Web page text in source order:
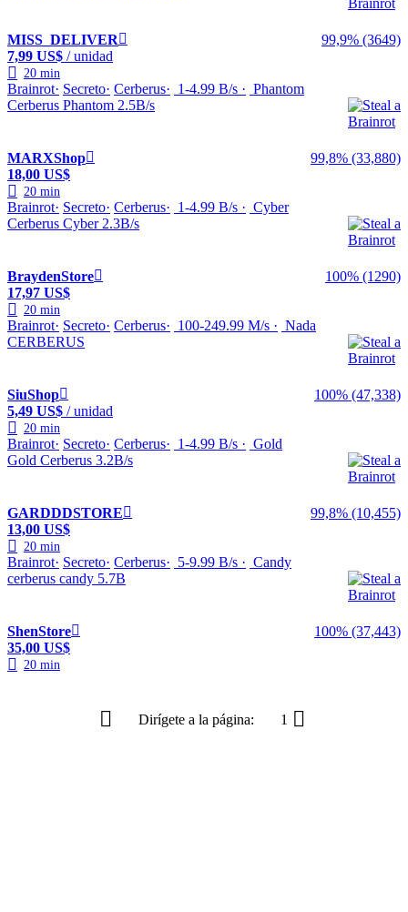
MISS_DELIVER
99,9% (3649)
7,99 US$ / unidad
20 min
Brainrot Secreto Cerberus 1-4.99 B/s
Phantom
Cerberus Phantom 2.5B/s
MARXShop
99,8% (33,880)
18,00 US$
20 min
Brainrot Secreto Cerberus 1-4.99 B/s
Cyber
Cerberus Cyber 2.3B/s
BraydenStore
100% (1290)
17,97 US$
20 min
Brainrot Secreto Cerberus 100-249.99 M/s
Nada
CERBERUS
SiuShop
100% (47,338)
5,49 US$ / unidad
20 min
Brainrot Secreto Cerberus 1-4.99 B/s
Gold
Gold Cerberus 3.2B/s
GARDDDSTORE
99,8% (10,455)
13,00 US$
20 min
Brainrot Secreto Cerberus 5-9.99 B/s
Candy
cerberus candy 5.7B
ShenStore
100% (37,443)
35,00 US$
20 min
Dirígete a la página: 1